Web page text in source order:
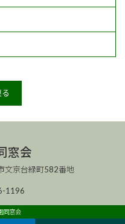
窓会
京台緑町582番地
1196
同窓会